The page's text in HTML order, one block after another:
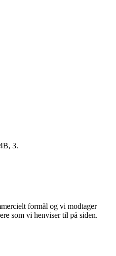
3.
formål og vi modtager
som vi henviser til på siden.